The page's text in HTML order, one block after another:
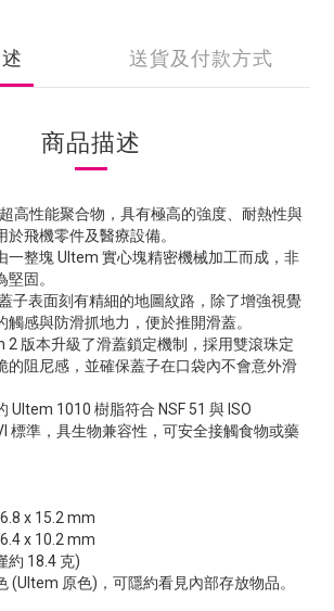
送貨及付款方式
商品描述
高性能聚合物，具有極高的強度、耐熱性與
飛機零件及醫療設備。
一整塊 Ultem 實心塊精密機械加工而成，非
固。
子表面刻有精細的地圖紋路，除了增強視覺
觸感與防滑抓地力，便於推開滑蓋。
2 版本升級了滑蓋鎖定機制，採用雙滾珠定
的阻尼感，並確保蓋子在口袋內不會意外滑
Ultem 1010 樹脂符合 NSF 51 與 ISO
標準，具生物兼容性，可安全接觸食物或藥
x 15.2 mm
x 10.2 mm
約 18.4 克)
(Ultem 原色)，可隱約看見內部存放物品。